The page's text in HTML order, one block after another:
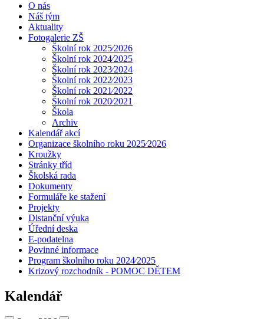
O nás
Náš tým
Aktuality
Fotogalerie ZŠ
Školní rok 2025⁄2026
Školní rok 2024⁄2025
Školní rok 2023⁄2024
Školní rok 2022⁄2023
Školní rok 2021⁄2022
Školní rok 2020⁄2021
Škola
Archiv
Kalendář akcí
Organizace školního roku 2025⁄2026
Kroužky
Stránky tříd
Školská rada
Dokumenty
Formuláře ke stažení
Projekty
Distanční výuka
Úřední deska
E-podatelna
Povinné informace
Program školního roku 2024⁄2025
Krizový rozchodník - POMOC DĚTEM
Kalendář